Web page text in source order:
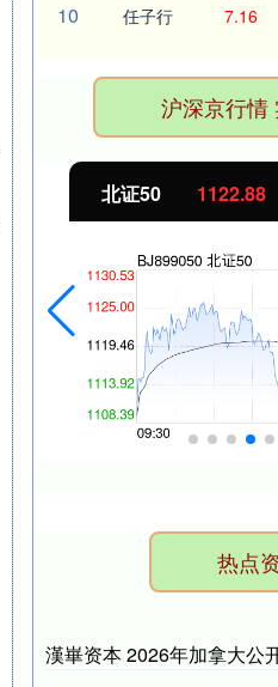
10 任子行 7.16
沪深京行情
北证50 1122.88
热点
漢崋资本 2026年加拿大公